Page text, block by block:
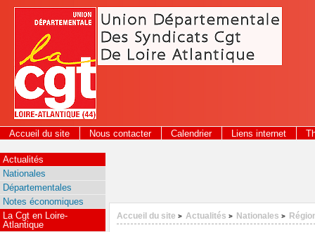
Panneau de gestion des cookies
Accueil du site Nous contacter Calendrier Liens internet
2026
Accueil du site > Actualités > Nationales >
Actualités
Nationales
Départementales
Notes économiques
La Cgt en Loire-
Atlantique